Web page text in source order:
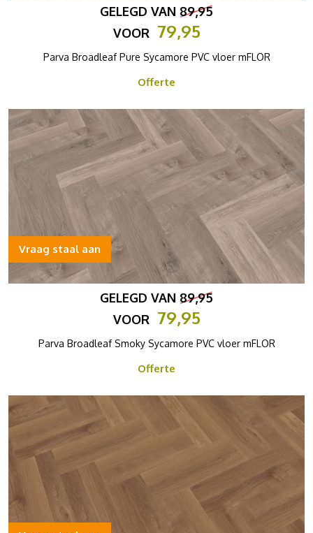
GELEGD VAN 89,95
VOOR 79,95
Parva Broadleaf Pure Sycamore PVC vloer mFLOR
Offerte
GELEGD VAN 89,95
VOOR 79,95
Parva Broadleaf Smoky Sycamore PVC vloer mFLOR
Offerte
Vraag staal aan